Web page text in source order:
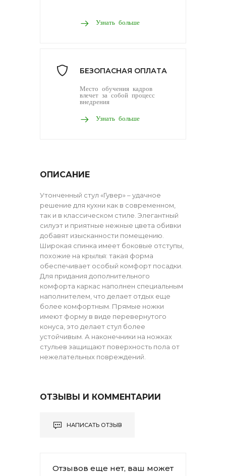
Узнать больше
БЕЗОПАСНАЯ ОПЛАТА
Место обучения кадров
влечет за собой процесс
внедрения
Узнать больше
ОПИСАНИЕ
Утонченный стул «Гувер» – удачное
решение для кухни как в современном,
так и в классическом стиле. Элегантный
силуэт и приятные нежные цвета обивки
добавят изысканности помещению.
Широкая спинка имеет боковые отступы,
похожие на крылья: такая форма
обеспечивает особый комфорт посадки.
Для придания дополнительного
комфорта каркас наполнен специальным
наполнителем, что делает отдых еще
более комфортным. Прямые ножки
имеют форму в виде перевернутого
конуса, это делает стул более
устойчивым. А наконечники на ножках
стульев защищают поверхность пола от
нежелательных повреждений.
ОТЗЫВЫ И КОММЕНТАРИИ
НАПИСАТЬ ОТЗЫВ
Отзывов еще нет, ваш может